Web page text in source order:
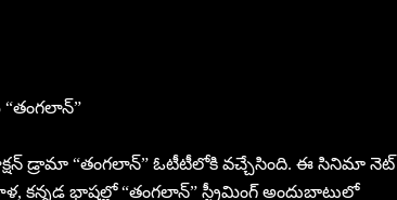
“తంగలాన్”
డ్రామా “తంగలాన్” ఓటీటీలోకి వచ్చేసింది. ఈ సినిమా నెట్
కన్నడ భాషల్లో “తంగలాన్” స్ట్రీమింగ్ అందుబాటులో